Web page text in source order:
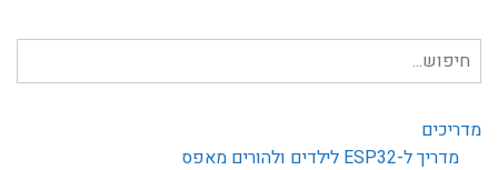
חיפוש
עבור:
מדריכים
מדריך ל-ESP32 לילדים ולהורים מאפס